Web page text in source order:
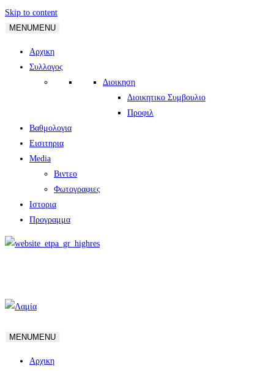
Skip to content
MENUMENU
Αρχικη
Συλλογος
Διοικηση
Διοικητικο Συμβουλιο
Προφιλ
Βαθμολογια
Εισιτηρια
Media
Βιντεο
Φωτογραφιες
Ιστορια
Πρoγραμμα
MENUMENU
Αρχικη